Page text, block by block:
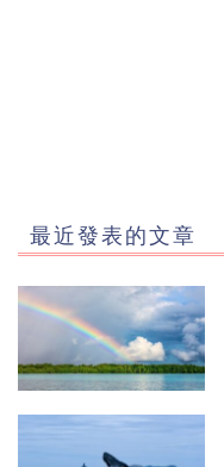
最近發表的文章